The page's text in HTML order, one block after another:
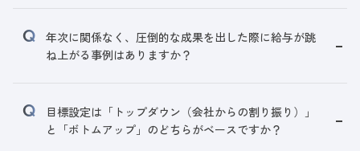
年次に関係なく、圧倒的な成果を出した際に給与が跳
ね上がる事例はありますか？
目標設定は「トップダウン（会社からの割り振り）」
と「ボトムアップ」のどちらがベースですか？